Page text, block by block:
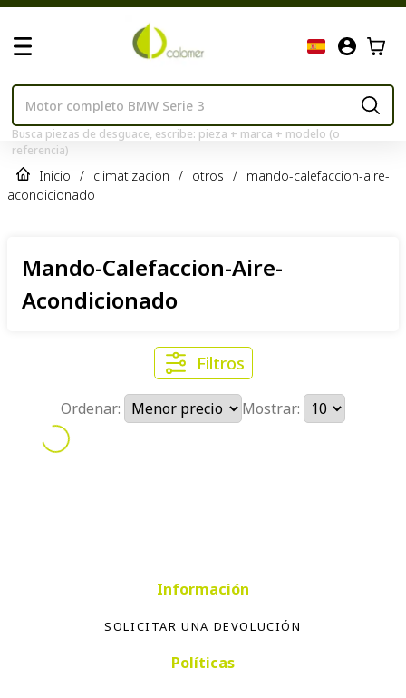
Busca piezas de desguace, escribe: pieza + marca + modelo (o
referencia)
Inicio / climatizacion / otros / mando-calefaccion-aire-
acondicionado
Mando-Calefaccion-Aire-
Acondicionado
Filtros
Ordenar: Mostrar:
SOLICITAR UNA DEVOLUCIÓN
Políticas